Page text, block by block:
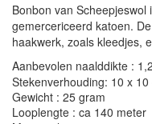
Bonbon van
gemercericeerd katoen.
haakwerk, zoals kleedjes,
Aanbevolen naalddikte :
Stekenverhouding: 10 x
Gewicht : 25 gram
Looplengte : ca 140 meter